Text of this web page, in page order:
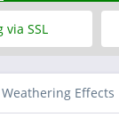
via SSL
Effects